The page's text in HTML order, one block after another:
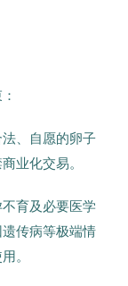
、自愿的卵子
业化交易。
育及必要医学
传病等极端情
。